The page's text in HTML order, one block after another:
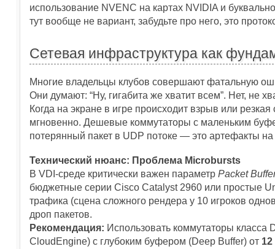
использование NVENC на картах NVIDIA и
тут вообще не вариант, забудьте про него, это
Сетевая инфраструктура как
Многие владельцы клубов совершают фатальную
Они думают: “Ну, гигабита же хватит всем”. Нет, не
Когда на экране в игре происходит взрыв или
мгновенно. Дешевые коммутаторы с маленьким
потерянный пакет в UDP потоке — это артефакты
Технический нюанс: Проблема Microbursts
В VDI-среде критически важен параметр Packet
бюджетные серии Cisco Catalyst 2960 или простые
трафика (сцена сложного рендера у 10 игроков
дроп пакетов.
Рекомендация: Использовать коммутаторы
CloudEngine) с глубоким буфером (Deep Buffer) от